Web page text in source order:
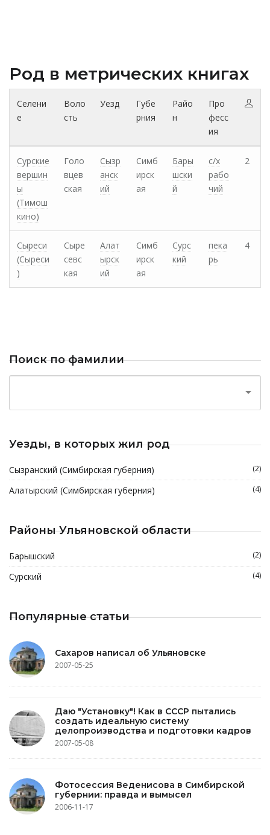
Род в метрических книгах
Селени
е
Воло
сть
Уезд
Губе
рния
Райо
н
Про
фесс
ия
Сурские
вершин
ы
(Тимош
кино)
Голо
вцев
ская
Сызр
анск
ий
Симб
ирск
ая
Бары
шски
й
с/х
рабо
чий
2
Сыреси
(Сыреси
)
Сыре
севс
кая
Алат
ырск
ий
Симб
ирск
ая
Сурс
кий
пека
рь
4
Поиск по фамилии
Уезды, в которых жил род
Сызранский (Симбирская губерния) (2)
Алатырский (Симбирская губерния) (4)
Районы Ульяновской области
Барышский (2)
Сурский (4)
Популярные статьи
Сахаров написал об Ульяновске
2007-05-25
Даю "Установку"! Как в СССР пытались
создать идеальную систему
делопроизводства и подготовки кадров
2007-05-08
Фотосессия Веденисова в Симбирской
губернии: правда и вымысел
2006-11-17